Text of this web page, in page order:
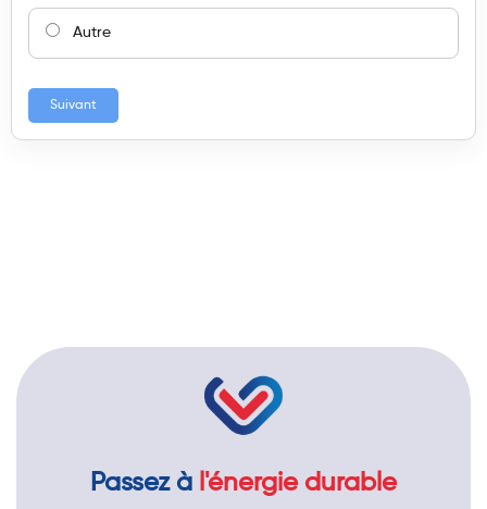
Autre
Suivant
Passez à l'énergie durable